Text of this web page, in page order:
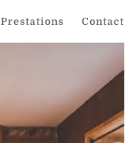
Prestations Contact